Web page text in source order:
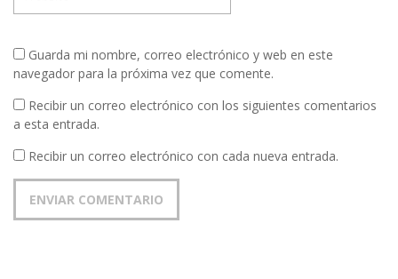
Guarda mi nombre, correo electrónico y web en este
navegador para la próxima vez que comente.
Recibir un correo electrónico con los siguientes comentarios
a esta entrada.
Recibir un correo electrónico con cada nueva entrada.